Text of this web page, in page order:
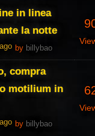
in linea
la notte
by billybao
compra
motilium in
by billybao